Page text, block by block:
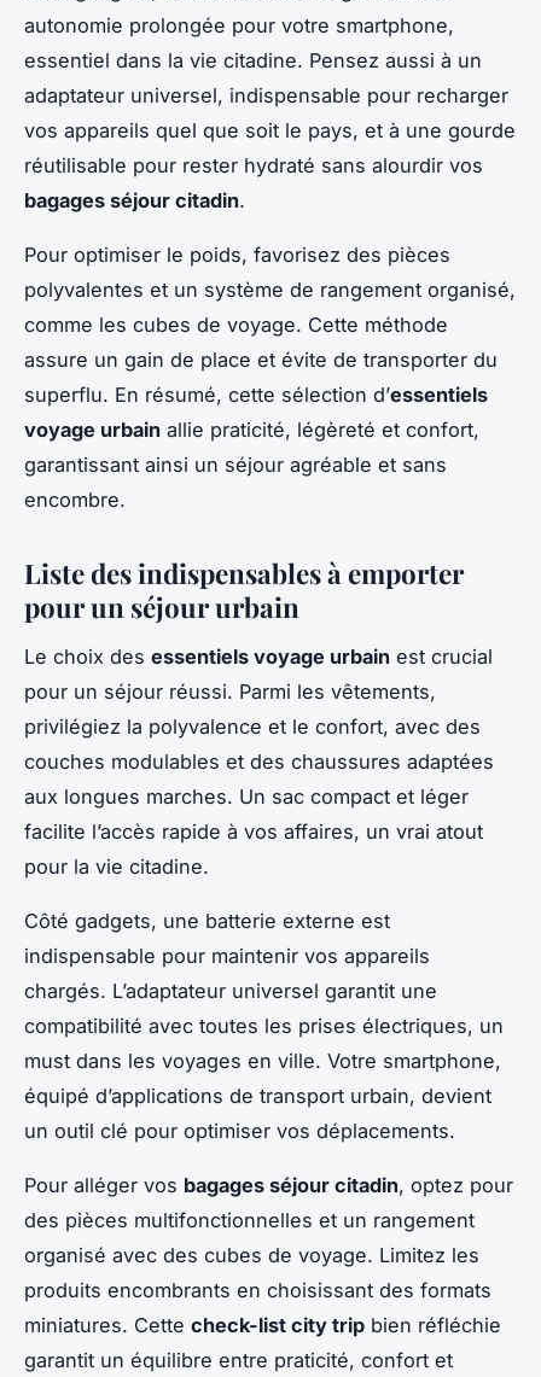
autonomie prolongée pour votre smartphone,
essentiel dans la vie citadine. Pensez aussi à un
adaptateur universel, indispensable pour recharger
vos appareils quel que soit le pays, et à une gourde
réutilisable pour rester hydraté sans alourdir vos
bagages séjour citadin.
Pour optimiser le poids, favorisez des pièces
polyvalentes et un système de rangement organisé,
comme les cubes de voyage. Cette méthode
assure un gain de place et évite de transporter du
superflu. En résumé, cette sélection d’essentiels
voyage urbain allie praticité, légèreté et confort,
garantissant ainsi un séjour agréable et sans
encombre.
Liste des indispensables à emporter
pour un séjour urbain
Le choix des essentiels voyage urbain est crucial
pour un séjour réussi. Parmi les vêtements,
privilégiez la polyvalence et le confort, avec des
couches modulables et des chaussures adaptées
aux longues marches. Un sac compact et léger
facilite l’accès rapide à vos affaires, un vrai atout
pour la vie citadine.
Côté gadgets, une batterie externe est
indispensable pour maintenir vos appareils
chargés. L’adaptateur universel garantit une
compatibilité avec toutes les prises électriques, un
must dans les voyages en ville. Votre smartphone,
équipé d’applications de transport urbain, devient
un outil clé pour optimiser vos déplacements.
Pour alléger vos bagages séjour citadin, optez pour
des pièces multifonctionnelles et un rangement
organisé avec des cubes de voyage. Limitez les
produits encombrants en choisissant des formats
miniatures. Cette check-list city trip bien réfléchie
garantit un équilibre entre praticité, confort et